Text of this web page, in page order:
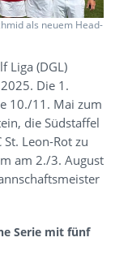
als neuem Head-
Liga (DGL)
Die 1.
10./11. Mai zum
die Südstaffel
Leon-Rot zu
am 2./3. August
Serie mit fünf